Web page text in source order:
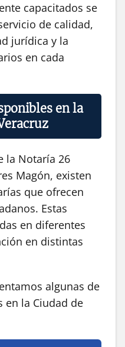
capacitados se
de calidad,
jurídica y la
en cada
en la
la Notaría 26
Magón, existen
que ofrecen
Estas
en diferentes
en distintas
algunas de
en la Ciudad de